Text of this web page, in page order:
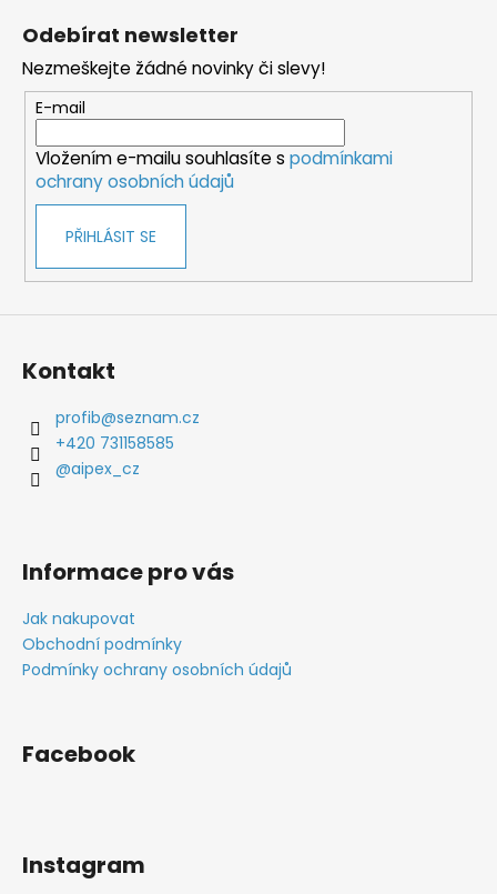
Odebírat newsletter
Nezmeškejte žádné novinky či slevy!
E-mail
Vložením e-mailu souhlasíte s podmínkami
ochrany osobních údajů
PŘIHLÁSIT SE
Kontakt
profib@seznam.cz
+420 731158585
@aipex_cz
Informace pro vás
Jak nakupovat
Obchodní podmínky
Podmínky ochrany osobních údajů
Facebook
Instagram